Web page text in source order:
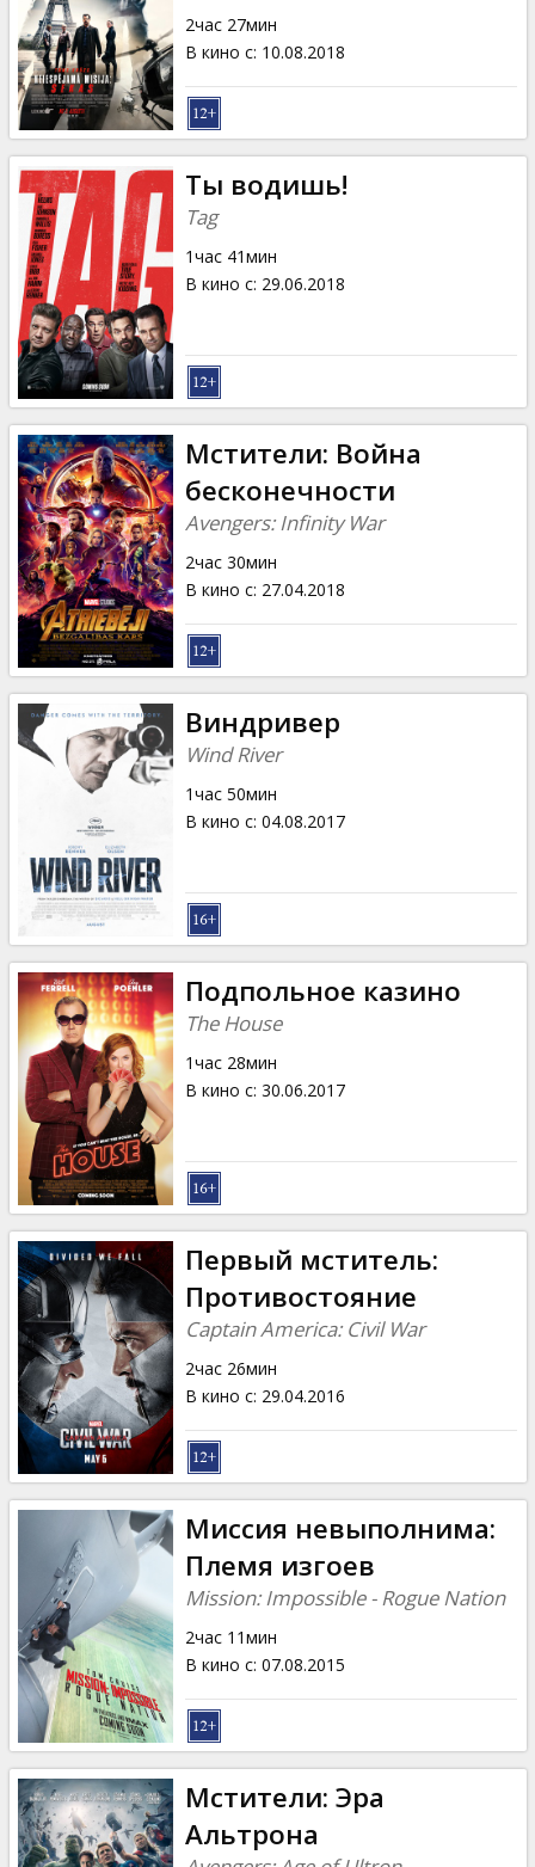
2час 27мин
В кино с: 10.08.2018
Ты водишь!
Tag
1час 41мин
В кино с: 29.06.2018
Мстители: Война
бесконечности
Avengers: Infinity War
2час 30мин
В кино с: 27.04.2018
Виндривер
Wind River
1час 50мин
В кино с: 04.08.2017
Подпольное казино
The House
1час 28мин
В кино с: 30.06.2017
Первый мститель:
Противостояние
Captain America: Civil War
2час 26мин
В кино с: 29.04.2016
Миссия невыполнима:
Племя изгоев
Mission: Impossible - Rogue Nation
2час 11мин
В кино с: 07.08.2015
Мстители: Эра
Альтрона